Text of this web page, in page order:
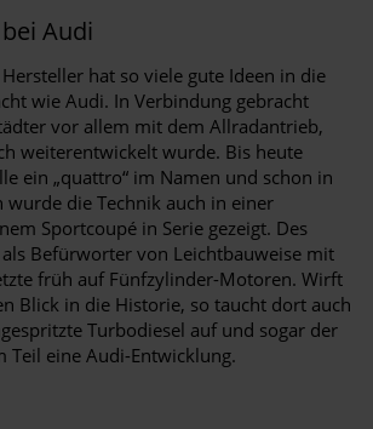
Audi
hat so viele gute Ideen in die
wie Audi. In Verbindung gebracht
vor allem mit dem Allradantrieb,
weiterentwickelt wurde. Bis heute
ein „quattro“ im Namen und schon in
wurde die Technik auch in einer
Sportcoupé in Serie gezeigt. Des
Befürworter von Leichtbauweise mit
früh auf Fünfzylinder-Motoren. Wirft
Blick in die Historie, so taucht dort auch
Turbodiesel auf und sogar der
Teil eine Audi-Entwicklung.